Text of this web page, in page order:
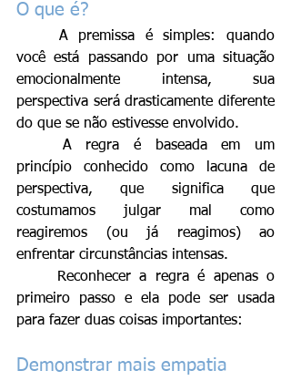
O que é?
você está passando por uma situação
emocionalmente intensa, sua
perspectiva será drasticamente diferente
do que se não estivesse envolvido.
princípio conhecido como lacuna de
perspectiva, que significa que
costumamos julgar mal como
reagiremos (ou já reagimos) ao
enfrentar circunstâncias intensas.
primeiro passo e ela pode ser usada
para fazer duas coisas importantes:
Demonstrar mais empatia